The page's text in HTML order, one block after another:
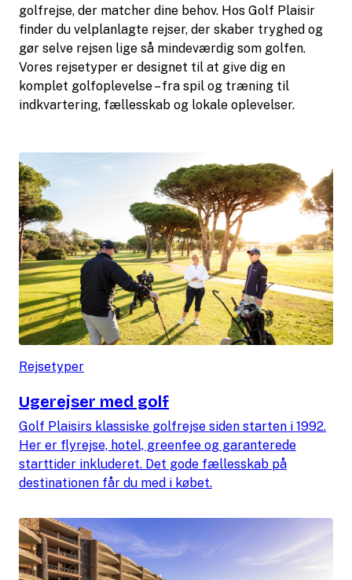
golfrejse, der matcher dine behov. Hos Golf Plaisir
finder du velplanlagte rejser, der skaber tryghed og
gør selve rejsen lige så mindeværdig som golfen.
Vores rejsetyper er designet til at give dig en
komplet golfoplevelse – fra spil og træning til
indkvartering, fællesskab og lokale oplevelser.
Rejsetyper
Ugerejser med golf
Golf Plaisirs klassiske golfrejse siden starten i 1992.
Her er flyrejse, hotel, greenfee og garanterede
starttider inkluderet. Det gode fællesskab på
destinationen får du med i købet.